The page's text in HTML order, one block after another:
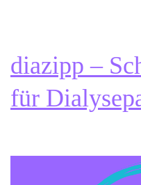
diazipp –
für